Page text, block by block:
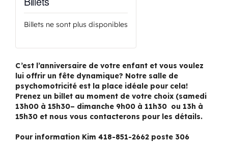
Billets ne sont plus disponibles
C’est l’anniversaire de votre enfant et vous voulez
lui offrir un fête dynamique? Notre salle de
psychomotricité est la place idéale pour cela!
Prenez un billet au moment de votre choix (samedi
13h00 à 15h30– dimanche 9h00 à 11h30 ou 13h à
15h30 et nous vous contacterons pour les détails.
Pour information Kim 418-851-2662 poste 306